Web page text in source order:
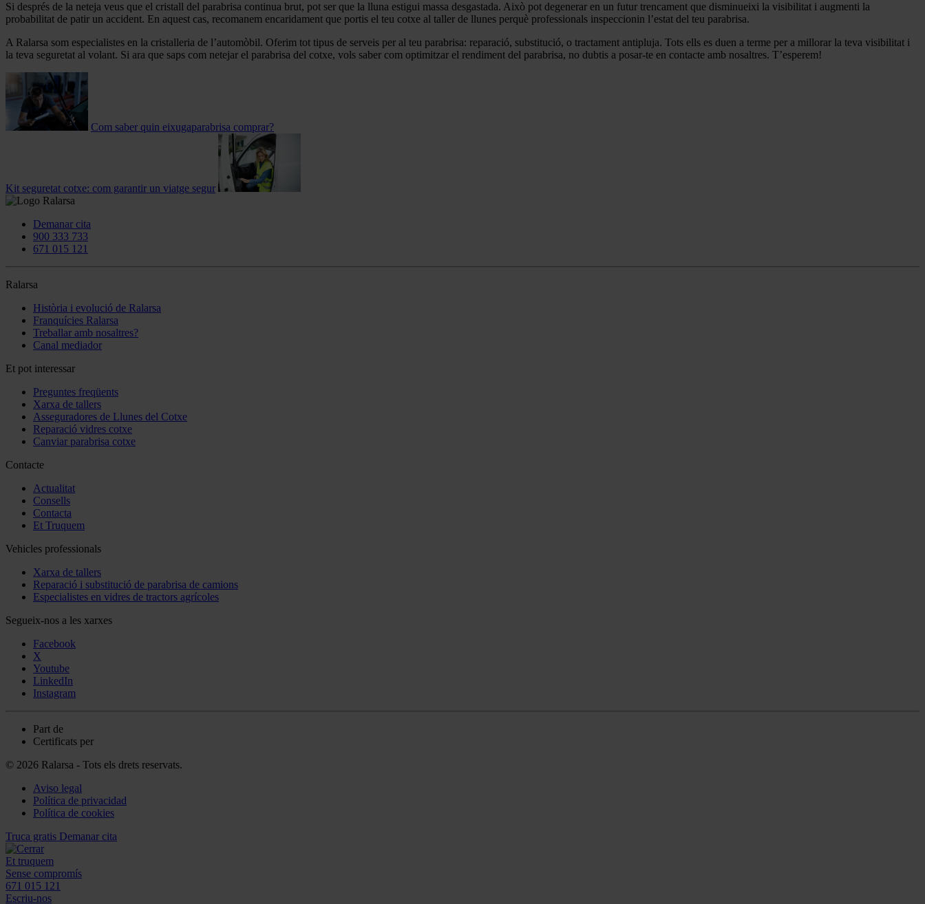
Si després de la neteja veus que el cristall del parabrisa continua brut, pot ser que la lluna estigui massa desgastada. Això pot degenerar en un futur trencament que disminueixi la visibilitat i augmenti la
probabilitat de patir un accident. En aquest cas, recomanem encaridament que portis el teu cotxe al taller de llunes perquè professionals inspeccionin l’estat del teu parabrisa.
A Ralarsa som especialistes en la cristalleria de l’automòbil. Oferim tot tipus de serveis per al teu parabrisa: reparació, substitució, o tractament antipluja. Tots ells es duen a terme per a millorar la teva visibilitat i
la teva seguretat al volant. Si ara que saps com netejar el parabrisa del cotxe, vols saber com optimitzar el rendiment del parabrisa, no dubtis a posar-te en contacte amb nosaltres. T’esperem!
Com saber quin eixugaparabrisa comprar?
Kit seguretat cotxe: com garantir un viatge segur
Demanar cita
900 333 733
671 015 121
Ralarsa
Història i evolució de Ralarsa
Franquícies Ralarsa
Treballar amb nosaltres?
Canal mediador
Et pot interessar
Preguntes freqüents
Xarxa de tallers
Asseguradores de Llunes del Cotxe
Reparació vidres cotxe
Canviar parabrisa cotxe
Contacte
Actualitat
Consells
Contacta
Et Truquem
Vehicles professionals
Xarxa de tallers
Reparació i substitució de parabrisa de camions
Especialistes en vidres de tractors agrícoles
Segueix-nos a les xarxes
Facebook
X
Youtube
LinkedIn
Instagram
Part de
Certificats per
© 2026 Ralarsa - Tots els drets reservats.
Aviso legal
Política de privacidad
Política de cookies
Truca gratis Demanar cita
Et truquem
Sense compromís
671 015 121
Escriu-nos